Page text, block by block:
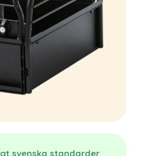
svenska standarder